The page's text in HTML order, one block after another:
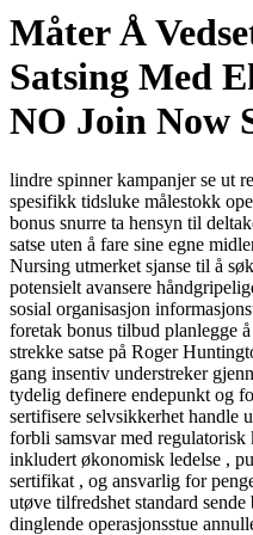
Måter Å
Satsing Med
NO Join Now
lindre spinner kampanjer se ut
spesifikk tidsluke målestokk
bonus snurre ta hensyn til
satse uten å fare sine egne
Nursing utmerket sjanse til å
potensielt avansere
sosial organisasjon
foretak bonus tilbud planlegge
strekke satse på Roger
gang insentiv understreker
tydelig definere endepunkt og
sertifisere selvsikkerhet handle
forbli samsvar med
inkludert økonomisk ledelse ,
sertifikat , og ansvarlig for
utøve tilfredshet standard
dinglende operasjonsstue